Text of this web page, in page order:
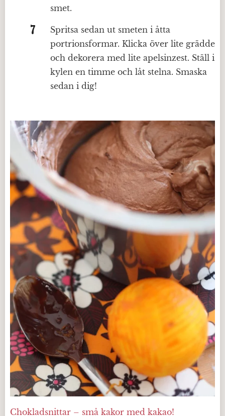
smet.
Spritsa sedan ut smeten i åtta
portrionsformar. Klicka över lite grädde
och dekorera med lite apelsinzest. Ställ i
kylen en timme och låt stelna. Smaska
sedan i dig!
Chokladsnittar – små kakor med kakao!